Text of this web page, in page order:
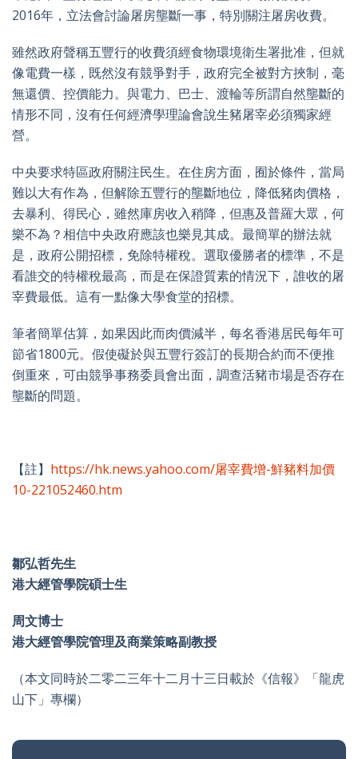
2016年，立法會討論屠房壟斷一事，特別關注屠房收費。
雖然政府聲稱五豐行的收費須經食物環境衛生署批准，但就
像電費一樣，既然沒有競爭對手，政府完全被對方挾制，毫
無還價、控價能力。與電力、巴士、渡輪等所謂自然壟斷的
情形不同，沒有任何經濟學理論會說生豬屠宰必須獨家經
營。
中央要求特區政府關注民生。在住房方面，囿於條件，當局
難以大有作為，但解除五豐行的壟斷地位，降低豬肉價格，
去暴利、得民心，雖然庫房收入稍降，但惠及普羅大眾，何
樂不為？相信中央政府應該也樂見其成。最簡單的辦法就
是，政府公開招標，免除特權稅。選取優勝者的標準，不是
看誰交的特權稅最高，而是在保證質素的情況下，誰收的屠
宰費最低。這有一點像大學食堂的招標。
筆者簡單估算，如果因此而肉價減半，每名香港居民每年可
節省1800元。假使礙於與五豐行簽訂的長期合約而不便推
倒重來，可由競爭事務委員會出面，調查活豬市場是否存在
壟斷的問題。
【註】 https://hk.news.yahoo.com/屠宰費增-鮮豬料加價
10-221052460.htm
鄒弘哲先生
港大經管學院碩士生
周文博士
港大經管學院管理及商業策略副教授
（本文同時於二零二三年十二月十三日載於《信報》「龍虎
山下」專欄）